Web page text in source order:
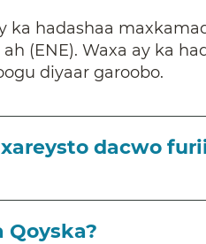
ka hadashaa
(ENE). Waxa ay ka
diyaar garoobo.
dacwo
Qoyska?